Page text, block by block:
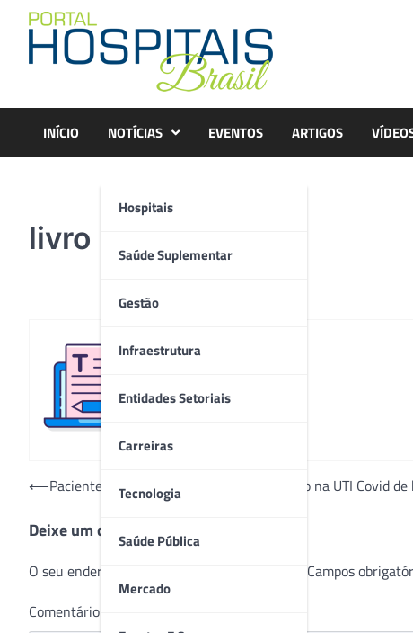
content
INÍCIO NOTÍCIAS
Hospitais
Saúde Suplementar
Gestão
Infraestrutura
Entidades Setoriais
Carreiras
Tecnologia
Saúde Pública
Mercado
EVENTOS ARTIGOS
livro lourival 1
Navegação
Post
⟵Paciente escreve livro sobre dias internado na UTI Covid
Deixe um comentário
O seu endereço de e-mail não será publicado. Campos
Comentário